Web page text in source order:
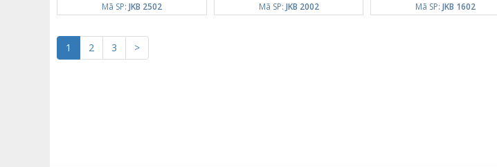
Mã SP: JKB 2502 Mã SP: JKB 2002 Mã SP:JKB 1602
1 2 3 >